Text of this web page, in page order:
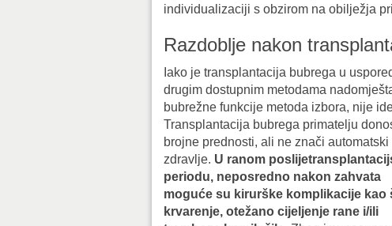
individualizaciji s obzirom na obilježja
Razdoblje nakon
Iako je transplantacija bubrega u
drugim dostupnim metodama
bubrežne funkcije metoda izbora, nije
Transplantacija bubrega primatelju
brojne prednosti, ali ne znači automatski
zdravlje. U ranom
periodu, neposredno nakon zahvata
moguće su kirurške komplikacije kao
krvarenje, otežano cijeljenje rane i/ili